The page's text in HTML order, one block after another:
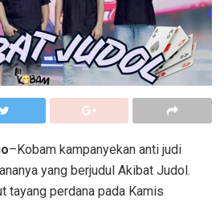
–Kobam kampanyekan anti judi
yang berjudul Akibat Judol.
tayang perdana pada Kamis